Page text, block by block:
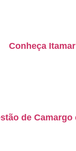
Conheça
de